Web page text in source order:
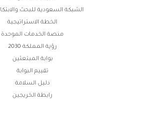
الشبكة السعودية للبحث
الخطة الاستراتيجية
منصة الخدمات الموحدة
رؤية المملكة 2030
بوابة المبتعثين
تقييم البوابة
دليل السلامة
رابطة الخريجين